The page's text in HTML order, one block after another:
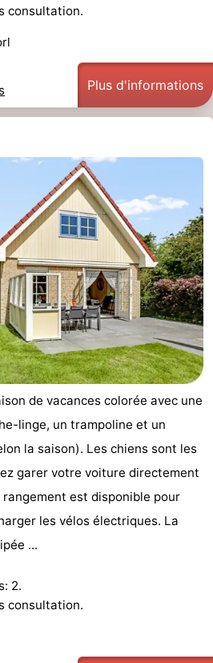
consultation.
Plus d'informations
de vacances colorée avec une
linge, un trampoline et un
la saison). Les chiens sont les
garer votre voiture directement
rangement est disponible pour
les vélos électriques. La
...
2.
consultation.